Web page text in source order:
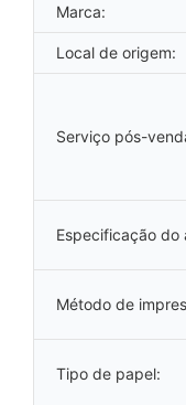
Marca:
Local de origem:
Serviço pós-
Especificação do
Método de
Tipo de papel: